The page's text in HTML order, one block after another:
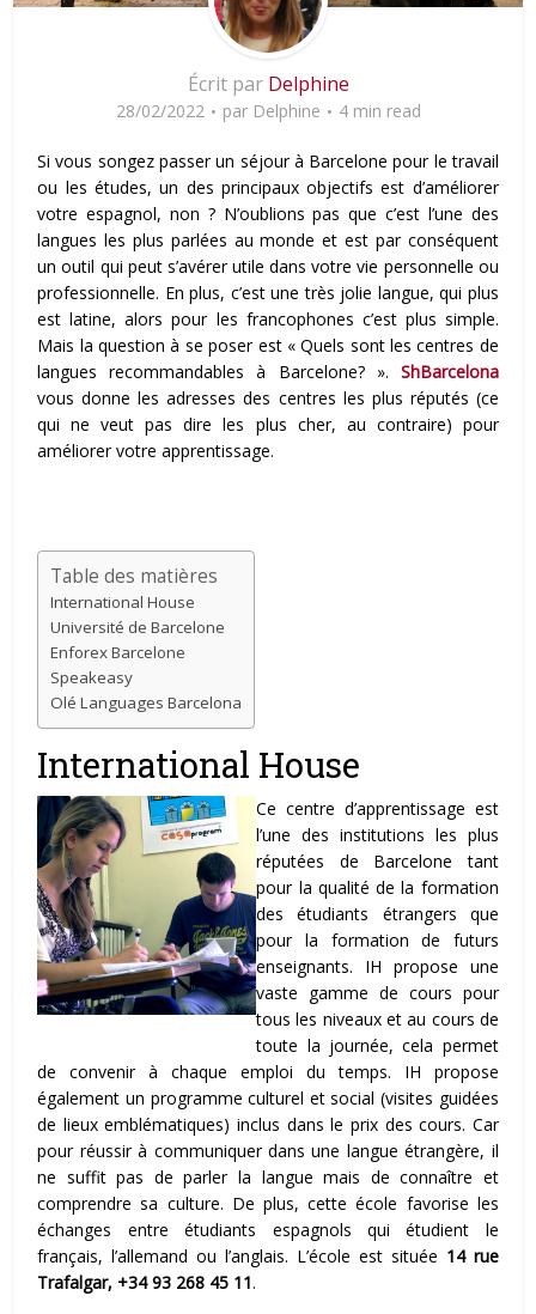
Écrit par Delphine
28/02/2022 par Delphine 4 min read
Si vous songez passer un séjour à Barcelone pour le travail
ou les études, un des principaux objectifs est d’améliorer
votre espagnol, non ? N’oublions pas que c’est l’une des
langues les plus parlées au monde et est par conséquent
un outil qui peut s’avérer utile dans votre vie personnelle ou
professionnelle. En plus, c’est une très jolie langue, qui plus
est latine, alors pour les francophones c’est plus simple.
Mais la question à se poser est « Quels sont les centres de
langues recommandables à Barcelone? ». ShBarcelona
vous donne les adresses des centres les plus réputés (ce
qui ne veut pas dire les plus cher, au contraire) pour
améliorer votre apprentissage.
Table des matières
International House
Université de Barcelone
Enforex Barcelone
Speakeasy
Olé Languages Barcelona
International House
Ce centre d’apprentissage est
l’une des institutions les plus
réputées de Barcelone tant
pour la qualité de la formation
des étudiants étrangers que
pour la formation de futurs
enseignants. IH propose une
vaste gamme de cours pour
tous les niveaux et au cours de
toute la journée, cela permet
de convenir à chaque emploi du temps. IH propose
également un programme culturel et social (visites guidées
de lieux emblématiques) inclus dans le prix des cours. Car
pour réussir à communiquer dans une langue étrangère, il
ne suffit pas de parler la langue mais de connaître et
comprendre sa culture. De plus, cette école favorise les
échanges entre étudiants espagnols qui étudient le
français, l’allemand ou l’anglais. L’école est située 14 rue
Trafalgar, +34 93 268 45 11.